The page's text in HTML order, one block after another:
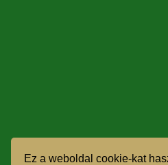
Ez a weboldal cookie-kat